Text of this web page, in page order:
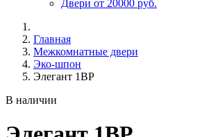
Двери от 20000 руб.
Главная
Межкомнатные двери
Эко-шпон
Элегант 1BP
В наличии